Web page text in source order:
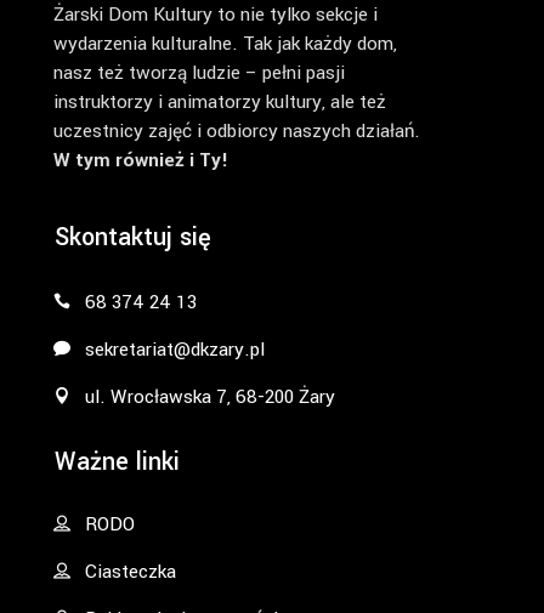
Żarski Dom Kultury to nie tylko sekcje i
wydarzenia kulturalne. Tak jak każdy dom,
nasz też tworzą ludzie – pełni pasji
instruktorzy i animatorzy kultury, ale też
uczestnicy zajęć i odbiorcy naszych działań.
W tym również i Ty!
Skontaktuj się
68 374 24 13
sekretariat@dkzary.pl
ul. Wrocławska 7, 68-200 Żary
Ważne linki
RODO
Ciasteczka